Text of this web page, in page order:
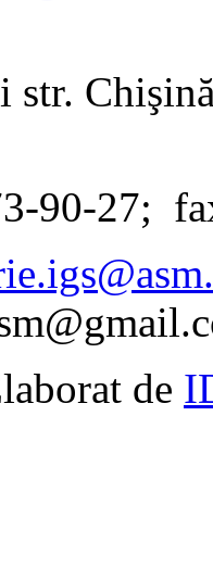
str.
90-27;
de